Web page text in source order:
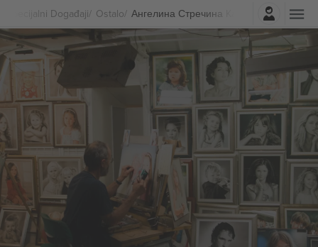
Specijalni Događaji Ostalo Ангелина Стречина Karte
Najavite se